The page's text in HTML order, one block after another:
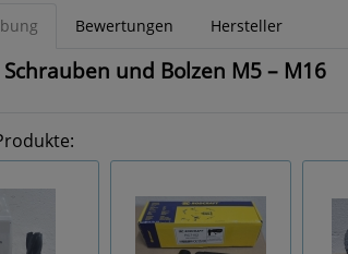
Bewertungen Hersteller
und Bolzen M5 – M16